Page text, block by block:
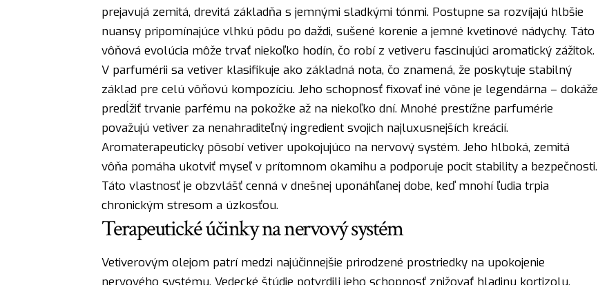
prejavujá zemitá, drevitá základňa s jemnými sladkými tónmi. Postupne sa rozvíjajú hlbšie
nuansy pripomínajúce vlhkú pôdu po daždi, sušené korenie a jemné kvetinové nádychy. Táto
vôňová evolúcia môže trvať niekoľko hodín, čo robí z vetiveru fascinujúci aromatický zážitok.
V parfumérii sa vetiver klasifikuje ako základná nota, čo znamená, že poskytuje stabilný
základ pre celú vôňovú kompozíciu. Jeho schopnosť fixovať iné vône je legendárna – dokáže
predĺžiť trvanie parfému na pokožke až na niekoľko dní. Mnohé prestížne parfumérie
považujú vetiver za nenahraditeľný ingredient svojich najluxusnejších kreácií.
Aromaterapeuticky pôsobí vetiver upokojujúco na nervový systém. Jeho hlboká, zemitá
vôňa pomáha ukotviť myseľ v prítomnom okamihu a podporuje pocit stability a bezpečnosti.
Táto vlastnosť je obzvlášť cenná v dnešnej uponáhľanej dobe, keď mnohí ľudia trpia
chronickým stresom a úzkosťou.
Terapeutické účinky na nervový systém
Vetiverovým olejom patrí medzi najúčinnejšie prirodzené prostriedky na upokojenie